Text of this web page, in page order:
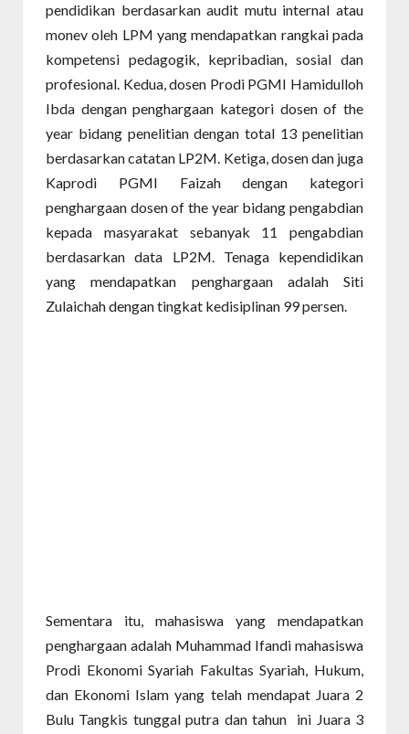
pendidikan berdasarkan audit mutu internal atau
monev oleh LPM yang mendapatkan rangkai pada
kompetensi pedagogik, kepribadian, sosial dan
profesional. Kedua, dosen Prodi PGMI Hamidulloh
Ibda dengan penghargaan kategori dosen of the
year bidang penelitian dengan total 13 penelitian
berdasarkan catatan LP2M. Ketiga, dosen dan juga
Kaprodi PGMI Faizah dengan kategori
penghargaan dosen of the year bidang pengabdian
kepada masyarakat sebanyak 11 pengabdian
berdasarkan data LP2M. Tenaga kependidikan
yang mendapatkan penghargaan adalah Siti
Zulaichah dengan tingkat kedisiplinan 99 persen.
Sementara itu, mahasiswa yang mendapatkan
penghargaan adalah Muhammad Ifandi mahasiswa
Prodi Ekonomi Syariah Fakultas Syariah, Hukum,
dan Ekonomi Islam yang telah mendapat Juara 2
Bulu Tangkis tunggal putra dan tahun ini Juara 3